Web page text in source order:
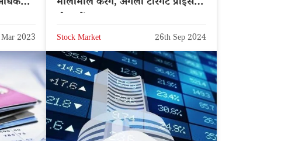
2023 Stock Market 26th Sep 2024